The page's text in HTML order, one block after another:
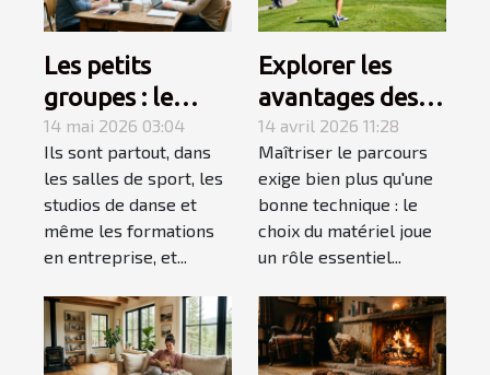
Les petits
groupes : le
secret d’un
apprentissage
accéléré
14 mai 2026 03:04
Ils sont partout, dans
les salles de sport, les
studios de danse et
même les formations
en entreprise, et...
Explorer les
avantages des
équipements de
golf spécialisés
pour gauchers
14 avril 2026 11:28
Maîtriser le parcours
exige bien plus qu'une
bonne technique : le
choix du matériel joue
un rôle essentiel...